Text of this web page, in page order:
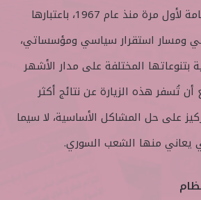
اجتماعات الجمعية العامة لأول مرة منذ عام 1967، باعتبارها
ومسار استقرار سياسي ومؤسساتي،
بتنوعاتها المختلفة على مدار الأشهر
تُسفر هذه الزيارة عن نتائج أكثر
على حل المشاكل الأساسية، لا سيما
يعاني منها الشعب السوري.